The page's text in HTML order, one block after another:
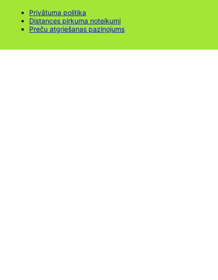
Privātuma politika
Distances pirkuma noteikumi
Preču atgriešanas paziņojums